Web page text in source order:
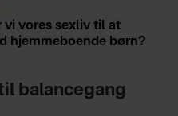
vi vores sexliv til at
hjemmeboende børn?
balancegang